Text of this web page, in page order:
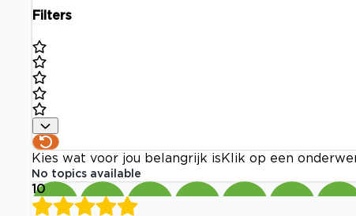
Filters
Kies wat voor jou belangrijk is Klik op een
No topics available
10